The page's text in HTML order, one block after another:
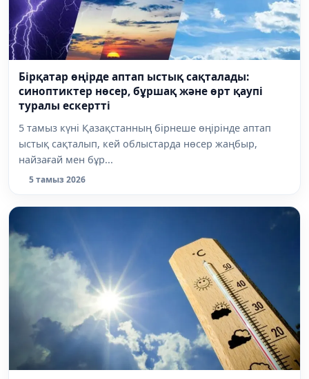
Бірқатар өңірде аптап ыстық сақталады:
синоптиктер нөсер, бұршақ және өрт қаупі
туралы ескертті
5 тамыз күні Қазақстанның бірнеше өңірінде аптап
ыстық сақталып, кей облыстарда нөсер жаңбыр,
найзағай мен бұр...
5 тамыз 2026